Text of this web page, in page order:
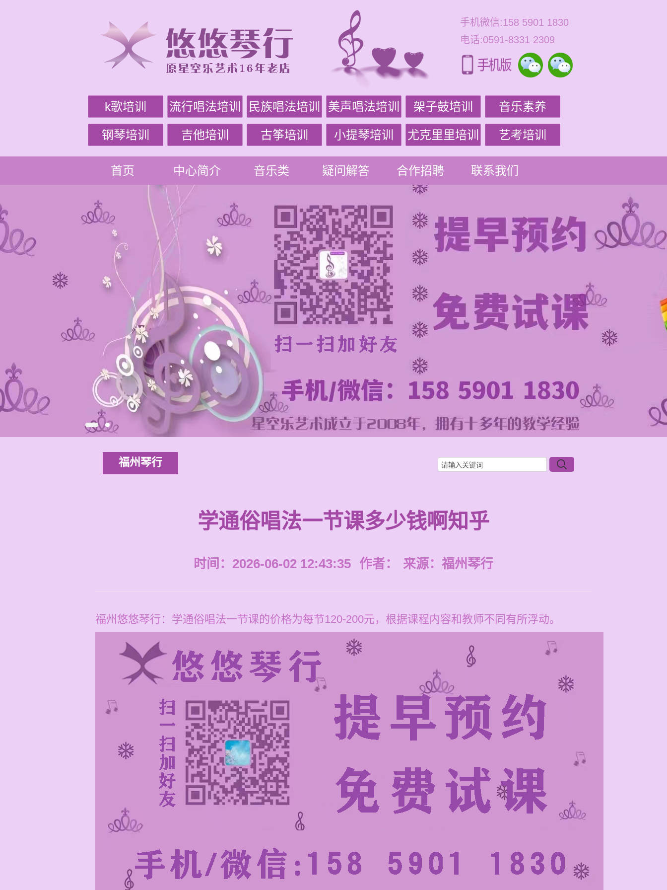
手机微信:158 5901 1830
电话:0591-8331 2309
k歌培训 流行唱法培训 民族唱法培训 美声唱法培训 架子鼓培训 音乐素养
钢琴培训 吉他培训 古筝培训 小提琴培训 尤克里里培训 艺考培训
首页 中心简介 音乐类 疑问解答 合作招聘 联系我们
福州琴行
学通俗唱法一节课多少钱啊知乎
时间：2026-06-02 12:43:35 作者： 来源： 福州琴行
福州悠悠琴行：学通俗唱法一节课的价格为每节120-200元，根据课程内容和教师不同有所浮动。